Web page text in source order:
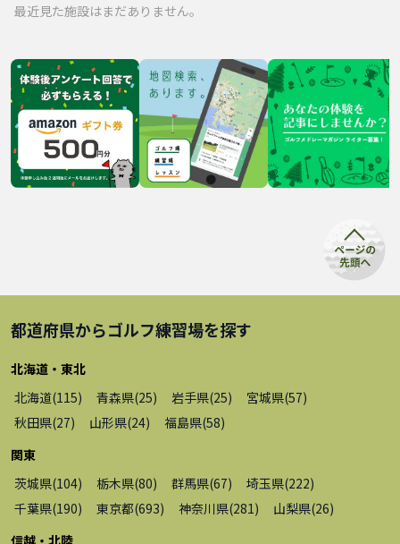
最近見た施設はまだありません。
都道府県からゴルフ練習場を探す
北海道・東北
北海道(115) 青森県(25) 岩手県(25) 宮城県(57)
秋田県(27) 山形県(24) 福島県(58)
関東
茨城県(104) 栃木県(80) 群馬県(67) 埼玉県(222)
千葉県(190) 東京都(693) 神奈川県(281 ) 山梨県(26)
信越・北陸